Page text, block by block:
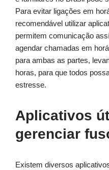
Para evitar ligações em
recomendável utilizar
permitem comunicação
agendar chamadas em
para ambas as partes,
horas, para que todos
estresse.
Aplicativos
gerenciar
Existem diversos